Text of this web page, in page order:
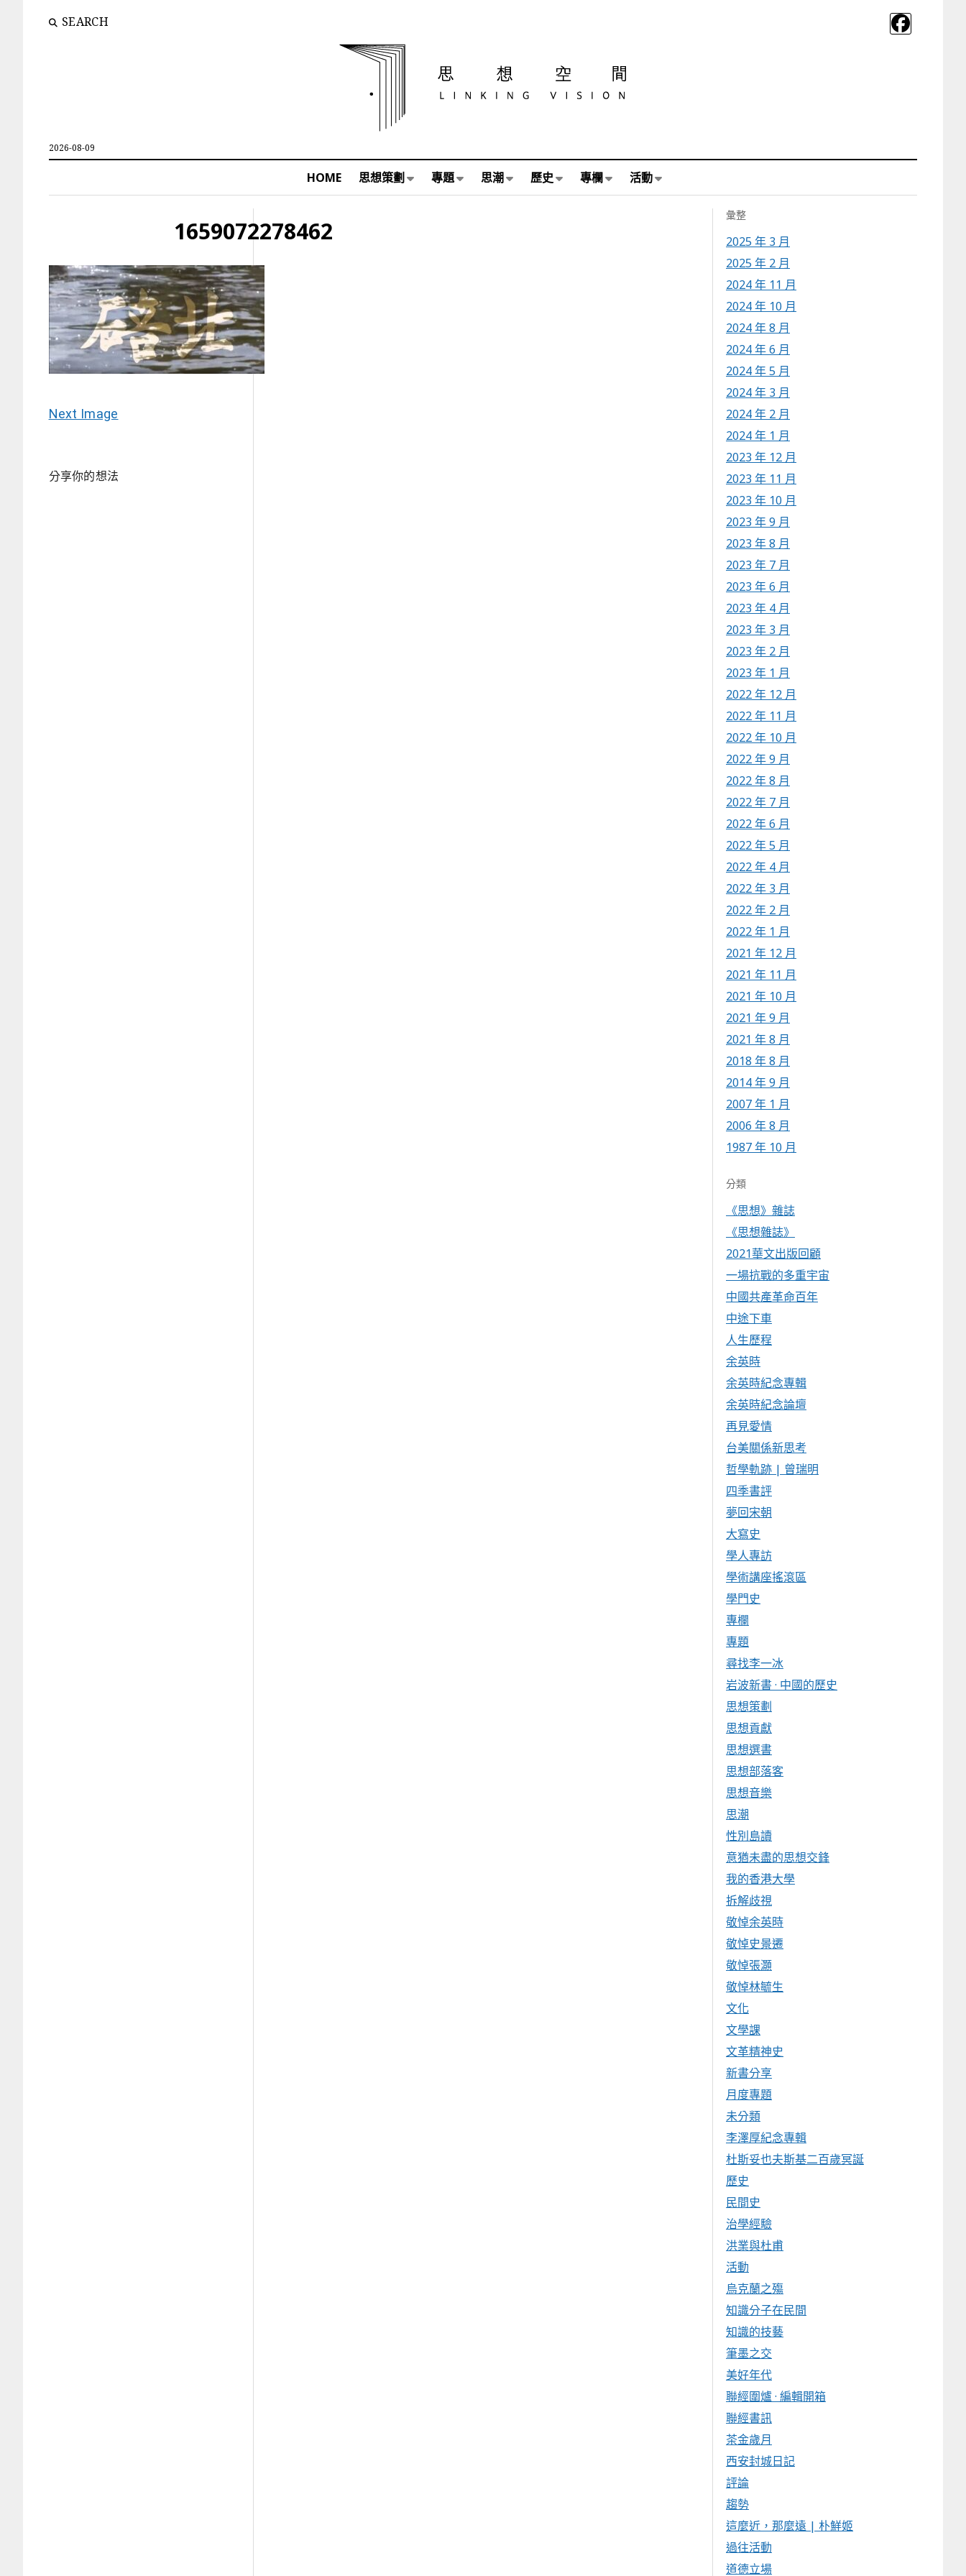
SEARCH
2026-08-09
HOME 思想策劃 專題 思潮 歷史 專欄 活動
1659072278462
Next Image
分享你的想法
彙整
2025 年 3 月
2025 年 2 月
2024 年 11 月
2024 年 10 月
2024 年 8 月
2024 年 6 月
2024 年 5 月
2024 年 3 月
2024 年 2 月
2024 年 1 月
2023 年 12 月
2023 年 11 月
2023 年 10 月
2023 年 9 月
2023 年 8 月
2023 年 7 月
2023 年 6 月
2023 年 4 月
2023 年 3 月
2023 年 2 月
2023 年 1 月
2022 年 12 月
2022 年 11 月
2022 年 10 月
2022 年 9 月
2022 年 8 月
2022 年 7 月
2022 年 6 月
2022 年 5 月
2022 年 4 月
2022 年 3 月
2022 年 2 月
2022 年 1 月
2021 年 12 月
2021 年 11 月
2021 年 10 月
2021 年 9 月
2021 年 8 月
2018 年 8 月
2014 年 9 月
2007 年 1 月
2006 年 8 月
1987 年 10 月
分類
《思想》雜誌
《思想雜誌》
2021華文出版回顧
一場抗戰的多重宇宙
中國共產革命百年
中途下車
人生歷程
余英時
余英時紀念專輯
余英時紀念論壇
再見愛情
台美關係新思考
哲學軌跡 | 曾瑞明
四季書評
夢回宋朝
大寫史
學人專訪
學術講座搖滾區
學門史
專欄
專題
尋找李一冰
岩波新書 · 中國的歷史
思想策劃
思想貢獻
思想選書
思想部落客
思想音樂
思潮
性別島讀
意猶未盡的思想交鋒
我的香港大學
拆解歧視
敬悼余英時
敬悼史景遷
敬悼張灝
敬悼林毓生
文化
文學課
文革精神史
新書分享
月度專題
未分類
李澤厚紀念專輯
杜斯妥也夫斯基二百歲冥誕
歷史
民間史
治學經驗
洪業與杜甫
活動
烏克蘭之殤
知識分子在民間
知識的技藝
筆墨之交
美好年代
聯經圍爐 · 編輯開箱
聯經書訊
茶金歲月
西安封城日記
評論
趨勢
這麼近，那麼遠 | 朴鮮姬
過往活動
道德立場